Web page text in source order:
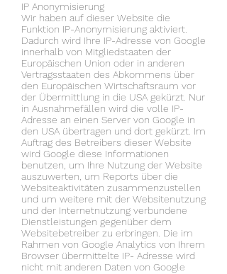
IP Anonymisierung
Wir haben auf dieser Website die
Funktion IP-Anonymisierung aktiviert.
Dadurch wird Ihre IP-Adresse von Google
innerhalb von Mitgliedstaaten der
Europäischen Union oder in anderen
Vertragsstaaten des Abkommens über
den Europäischen Wirtschaftsraum vor
der Übermittlung in die USA gekürzt. Nur
in Ausnahmefällen wird die volle IP-
Adresse an einen Server von Google in
den USA übertragen und dort gekürzt. Im
Auftrag des Betreibers dieser Website
wird Google diese Informationen
benutzen, um Ihre Nutzung der Website
auszuwerten, um Reports über die
Websiteaktivitäten zusammenzustellen
und um weitere mit der Websitenutzung
und der Internetnutzung verbundene
Dienstleistungen gegenüber dem
Websitebetreiber zu erbringen. Die im
Rahmen von Google Analytics von Ihrem
Browser übermittelte IP- Adresse wird
nicht mit anderen Daten von Google